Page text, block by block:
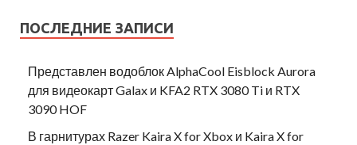
ПОСЛЕДНИЕ ЗАПИСИ
Представлен водоблок AlphaCool Eisblock Aurora
для видеокарт Galax и KFA2 RTX 3080 Ti и RTX
3090 HOF
В гарнитурах Razer Kaira X for Xbox и Kaira X for